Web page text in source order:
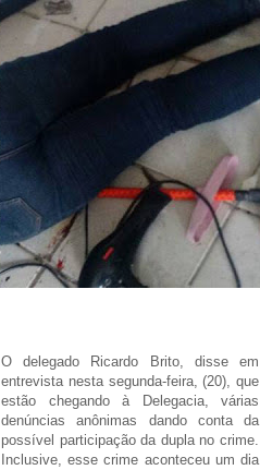
O delegado Ricardo Brito, disse em
entrevista nesta segunda-feira, (20), que
estão chegando à Delegacia, várias
denúncias anônimas dando conta da
possível participação da dupla no crime.
Inclusive, esse crime aconteceu um dia